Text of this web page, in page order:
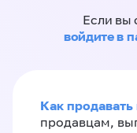
Если вы
войдите в
Как
продавцам,